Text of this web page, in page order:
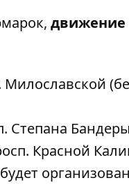
движение
Степана
Красной